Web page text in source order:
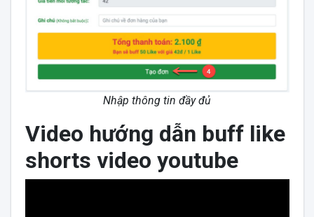
Nhập thông tin đầy đủ
Video hướng dẫn buff like
shorts video youtube